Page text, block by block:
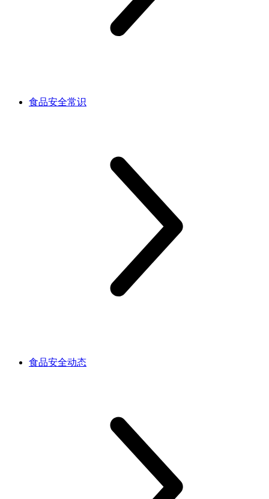
食品安全常识
食品安全动态